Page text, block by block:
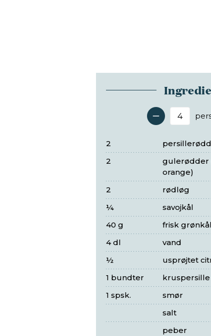
2
gulerødder
orange)
2
rødløg
2
savojkål
¼
frisk grønkål
40 g
vand
4 dl
usprøjtet
½
kruspersille
1 bundter
smør
1 spsk.
salt
peber